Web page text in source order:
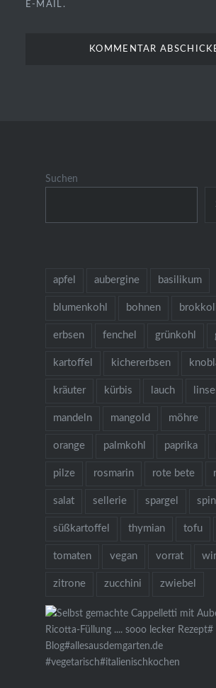
E-MAIL.
Suchen
apfel aubergine basilikum
blumenkohl bohnen
erbsen fenchel grünkohl
kartoffel kichererbsen
kräuter kürbis lauch
mandeln mangold möhre
orange palmkohl paprika
pilze rosmarin rote bete
salat sellerie spargel
süßkartoffel thymian tofu
tomaten vegan vorrat
zitrone zucchini zwiebel